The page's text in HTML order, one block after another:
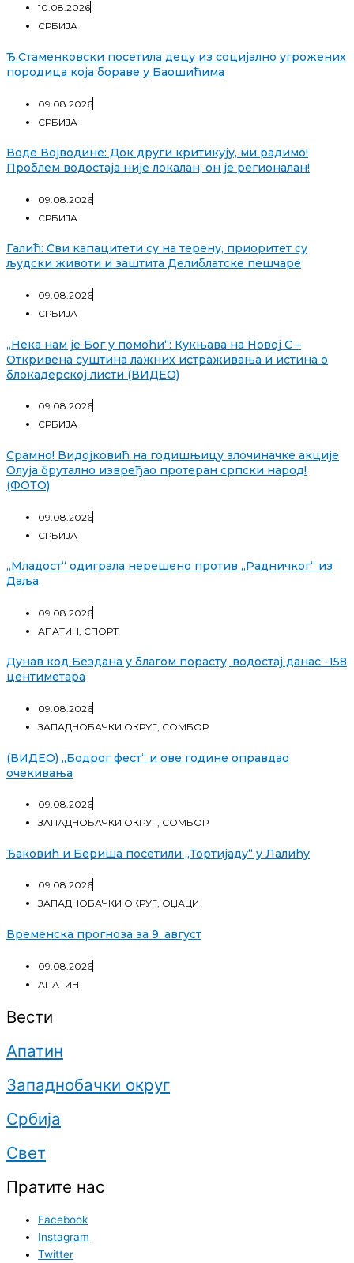
10.08.2026
СРБИЈА
Ђ.Стаменковски посетила децу из социјално угрожених
породица која бораве у Баошићима
09.08.2026
СРБИЈА
Воде Војводине: Док други критикују, ми радимо!
Проблем водостаја није локалан, он је регионалан!
09.08.2026
СРБИЈА
Галић: Сви капацитети су на терену, приоритет су
људски животи и заштита Делиблатске пешчаре
09.08.2026
СРБИЈА
„Нека нам је Бог у помоћи“: Кукњава на Новој С –
Откривена суштина лажних истраживања и истина о
блокадерској листи (ВИДЕО)
09.08.2026
СРБИЈА
Срамно! Видојковић на годишњицу злочиначке акције
Олуја брутално извређао протеран српски народ!
(ФОТО)
09.08.2026
СРБИЈА
„Младост“ одиграла нерешено против „Радничког“ из
Даља
09.08.2026
АПАТИН СПОРТ
Дунав код Бездана у благом порасту, водостај данас -158
центиметара
09.08.2026
ЗАПАДНОБАЧКИ ОКРУГ СОМБОР
(ВИДЕО) „Бодрог фест“ и ове године оправдао
очекивања
09.08.2026
ЗАПАДНОБАЧКИ ОКРУГ, СОМБОР
Ђаковић и Бериша посетили „Тортијаду“ у Лалићу
09.08.2026
ЗАПАДНОБАЧКИ ОКРУГ, ОЏАЦИ
Временска прогноза за 9. август
09.08.2026
АПАТИН
Вести
Апатин
Западнобачки округ
Србија
Свет
Пратите нас
Facebook
Instagram
Twitter